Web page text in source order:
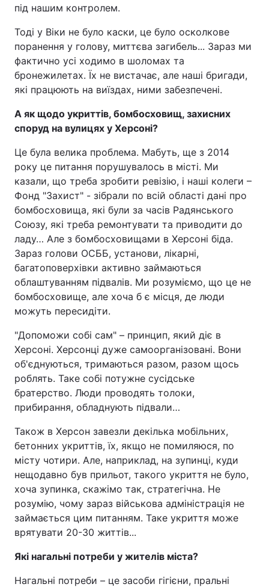
під нашим контролем.
Тоді у Віки не було каски, це було осколкове
поранення у голову, миттєва загибель... Зараз ми
фактично усі ходимо в шоломах та
бронежилетах. Їх не вистачає, але наші бригади,
які працюють на виїздах, ними забезпечені.
А як щодо укриттів, бомбосховищ, захисних
споруд на вулицях у Херсоні?
Це була велика проблема. Мабуть, ще з 2014
року це питання порушувалось в місті. Ми
казали, що треба зробити ревізію, і наші колеги –
Фонд "Захист" - зібрали по всій області дані про
бомбосховища, які були за часів Радянського
Союзу, які треба ремонтувати та приводити до
ладу… Але з бомбосховищами в Херсоні біда.
Зараз голови ОСББ, установи, лікарні,
багатоповерхівки активно займаються
облаштуванням підвалів. Ми розуміємо, що це не
бомбосховище, але хоча б є місця, де люди
можуть пересидіти.
"Допоможи собі сам" – принцип, який діє в
Херсоні. Херсонці дуже самоорганізовані. Вони
об'єднуються, тримаються разом, разом щось
роблять. Таке собі потужне сусідське
братерство. Люди проводять толоки,
прибирання, обладнують підвали…
Також в Херсон завезли декілька мобільних,
бетонних укриттів, їх, якщо не помиляюся, по
місту чотири. Але, наприклад, на зупинці, куди
нещодавно був прильот, такого укриття не було,
хоча зупинка, скажімо так, стратегічна. Не
розумію, чому зараз військова адміністрація не
займається цим питанням. Таке укриття може
врятувати 20-30 життів...
Які нагальні потреби у жителів міста?
Нагальні потреби – це засоби гігієни, пральні